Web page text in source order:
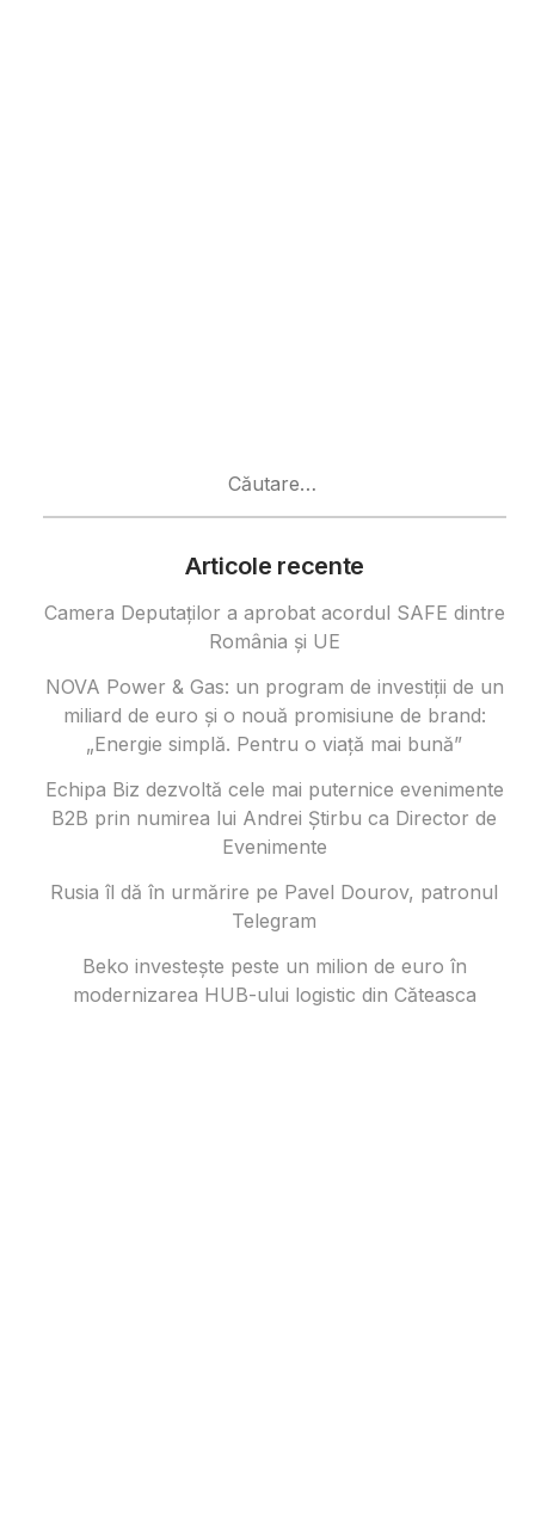
Articole recente
Camera Deputaților a aprobat acordul SAFE dintre
România și UE
NOVA Power & Gas: un program de investiții de un
miliard de euro și o nouă promisiune de brand:
„Energie simplă. Pentru o viață mai bună”
Echipa Biz dezvoltă cele mai puternice evenimente
B2B prin numirea lui Andrei Știrbu ca Director de
Evenimente
Rusia îl dă în urmărire pe Pavel Dourov, patronul
Telegram
Beko investește peste un milion de euro în
modernizarea HUB-ului logistic din Căteasca